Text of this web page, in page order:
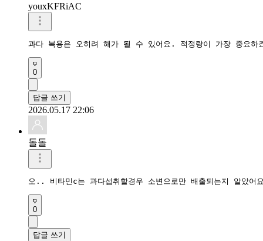
youxKFRiAC
과다 복용은 오히려 해가 될 수 있어요. 적정량이 가장 중요하
0
답글 쓰기
2026.05.17 22:06
돌돌
오.. 비타민c는 과다섭취할경우 소변으로만 배출되는지 알았어
0
답글 쓰기